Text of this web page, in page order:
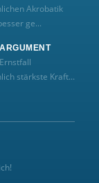
Akrobatik
ge...
stärkste Kraft...